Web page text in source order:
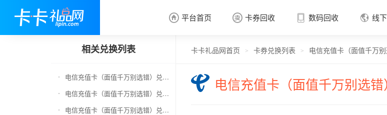
 平台首页  卡券回收
 卡券回收
 数码回收  线
相关兑换列表
电信充值卡（面值千万别选错）兑换京东E卡
电信充值卡（面值千万别选错）兑换中石化加油卡
电信充值卡（面值千万别选错）兑换移动充值卡（面值千万别选错）
卡卡礼品网首页 > 卡券兑换列表 > 电信充值卡（面值千万
电信充值卡（面值千万别选错）